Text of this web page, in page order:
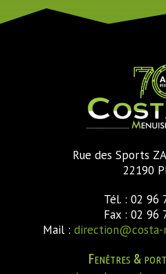
Rue des Sports
22190
Tél. : 02 96
Fax : 02 96
Mail :
Fenêtres &